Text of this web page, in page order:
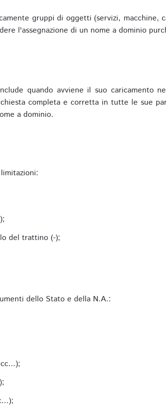
gruppi di oggetti (servizi, macchine,
l'assegnazione di un nome a dominio
quando avviene il suo caricamento
completa e corretta in tutte le sue
a dominio.
del trattino (-);
dello Stato e della N.A.: